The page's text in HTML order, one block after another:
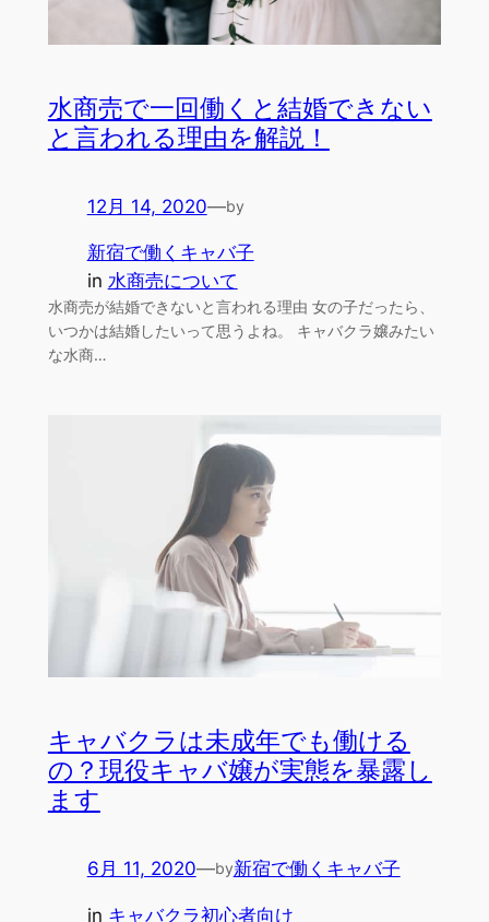
水商売で一回働くと結婚できない
と言われる理由を解説！
12月 14, 2020—by
新宿で働くキャバ子
in 水商売について
水商売が結婚できないと言われる理由 女の子だったら、
いつかは結婚したいって思うよね。 キャバクラ嬢みたい
な水商…
キャバクラは未成年でも働ける
の？現役キャバ嬢が実態を暴露し
ます
6月 11, 2020—by新宿で働くキャバ子
in キャバクラ初心者向け